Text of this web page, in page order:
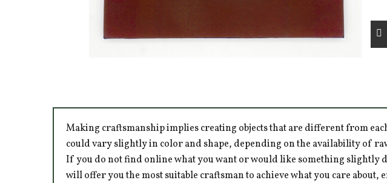
Making craftsmanship implies creating objects that are different from
could vary slightly in color and shape, depending on the availability of
If you do not find online what you want or would like something slightly
will offer you the most suitable craftsman to achieve what you care